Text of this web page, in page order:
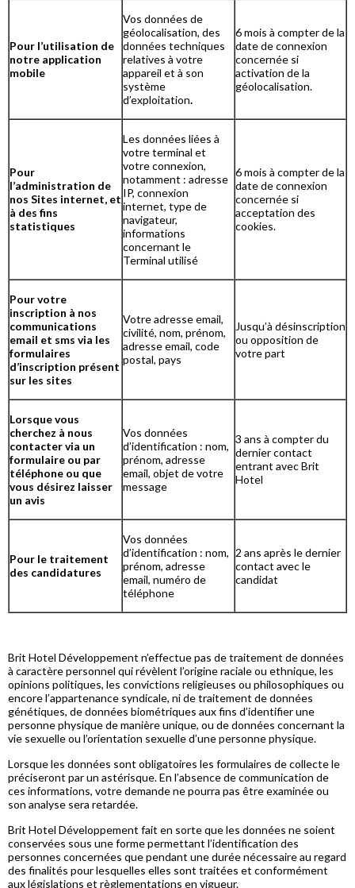
Pour l’utilisation de
notre application
mobile
Vos données de
géolocalisation, des
données techniques
relatives à votre
appareil et à son
système
d’exploitation.
6 mois à compter de la
date de connexion
concernée si
activation de la
géolocalisation.
Pour
l’administration de
nos Sites internet, et
à des fins
statistiques
Les données liées à
votre terminal et
votre connexion,
notamment : adresse
IP, connexion
internet, type de
navigateur,
informations
concernant le
Terminal utilisé
6 mois à compter de la
date de connexion
concernée si
acceptation des
cookies.
Pour votre
inscription à nos
communications
email et sms via les
formulaires
d’inscription présent
sur les sites
Votre adresse email,
civilité, nom, prénom,
adresse email, code
postal, pays
Jusqu’à désinscription
ou opposition de
votre part
Lorsque vous
cherchez à nous
contacter via un
formulaire ou par
téléphone ou que
vous désirez laisser
un avis
Vos données
d’identification : nom,
prénom, adresse
email, objet de votre
message
3 ans à compter du
dernier contact
entrant avec Brit
Hotel
Pour le traitement
des candidatures
Vos données
d’identification : nom,
prénom, adresse
email, numéro de
téléphone
2 ans après le dernier
contact avec le
candidat
Brit Hotel Développement n’effectue pas de traitement de données
à caractère personnel qui révèlent l’origine raciale ou ethnique, les
opinions politiques, les convictions religieuses ou philosophiques ou
encore l’appartenance syndicale, ni de traitement de données
génétiques, de données biométriques aux fins d’identifier une
personne physique de manière unique, ou de données concernant la
vie sexuelle ou l’orientation sexuelle d’une personne physique.
Lorsque les données sont obligatoires les formulaires de collecte le
préciseront par un astérisque. En l’absence de communication de
ces informations, votre demande ne pourra pas être examinée ou
son analyse sera retardée.
Brit Hotel Développement fait en sorte que les données ne soient
conservées sous une forme permettant l’identification des
personnes concernées que pendant une durée nécessaire au regard
des finalités pour lesquelles elles sont traitées et conformément
aux législations et règlementations en vigueur.